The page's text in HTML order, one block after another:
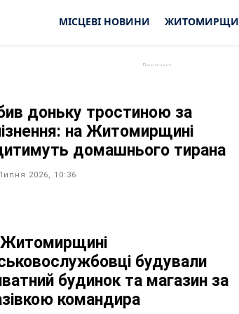
МІСЦЕВІ НОВИНИ
доньку тростиною за
на Житомирщині
домашнього тирана
2026, 10:36
будували
будинок та магазин за
командира